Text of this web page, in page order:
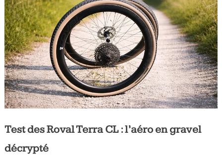
Tous
les
jours,
votre
actualité
vélo
et
triathlon
Test des Roval Terra CL : l’aéro en gravel
décrypté